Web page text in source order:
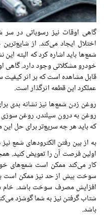
گاهی اوقات نیز رسوباتی در سر
اختلال ایجاد می‌کند. از شایع‌ترین
شمع‌هاباید اشاره کرد که البته
خودرو مشکلاتیوجوددارد. گاهی
قابل مشاهدهاست که بر اثر
عملکرد اینقطعهاثرگذار است.
روغن زدن شمع‌ها نیز نشانهبدی
روغن به درون سیلندر، روغن
که باید هر چه سریع‌تر برای حل این
به از بین رفتن الکترودهای شمع
اولینفرصت آن را تعویضکنید.
کار می‌کند ممکن است شمع‌های
سوخت بیش از حد نیز ممکن است
افزایش مصرف سوخت باشد. خام
شتاب گرفتن نیز به شما گوشزد
باشد.